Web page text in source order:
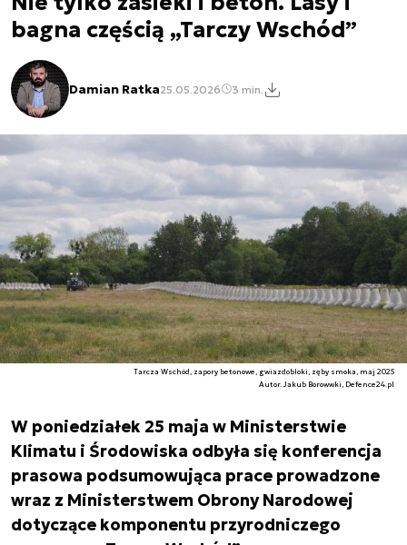
bagna częścią „Tarczy Wschód”
Damian Ratka25.05.2026 3 min.
Tarcza Wschód, zapory betonowe, gwiazdobloki, zęby smoka, maj 2025
Autor. Jakub Borowwki, Defence24.pl
W poniedziałek 25 maja w Ministerstwie
Klimatu i Środowiska odbyła się konferencja
prasowa podsumowująca prace prowadzone
wraz z Ministerstwem Obrony Narodowej
dotyczące komponentu przyrodniczego